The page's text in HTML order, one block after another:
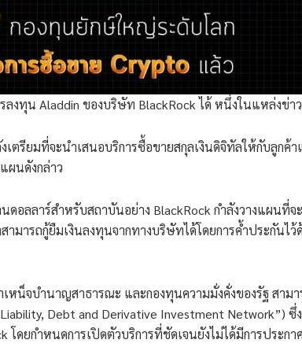
งทุน Aladdin ของบริษัท BlackRock ได้ หนึ่งในแหล่งข่า
ตรียมที่จะนำเสนอบริการซื้อขายสกุลเงินดิจิทัลให้กับลูกค้า
ผนดังกล่าว
อลลาร์สำหรับสถาบันอย่าง BlackRock กำลังวางแผนที่จ
มารถกู้ยืมเงินลงทุนจากทางบริษัทได้โดยการค้ำประกันไว้
เหน็จบำนาญสาธารณะ และกองทุนความมั่งคั่งของรัฐ สาม
Debt and Derivative Investment Network”) ซึ่
ดยกำหนดการเปิดตัวบริการที่ชัดเจนยังไม่ได้มีการประกา